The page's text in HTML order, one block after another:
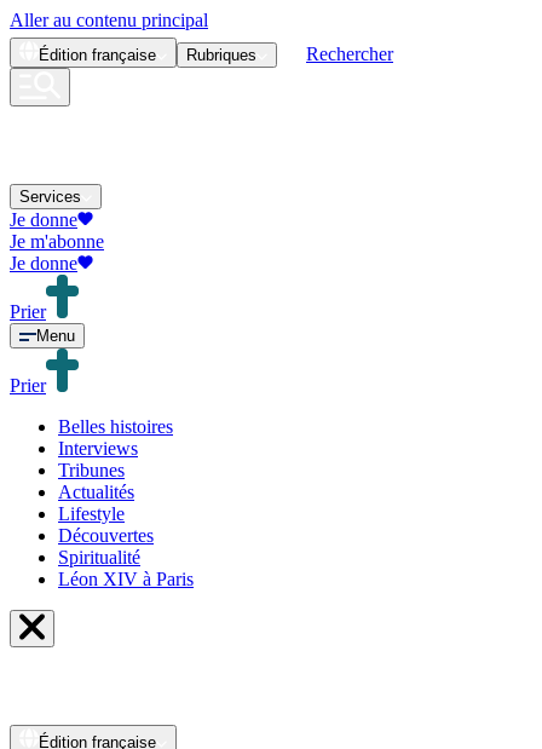
Aller au contenu principal
Édition française Rubriques Rechercher
Services
Je donne
Je m'abonne
Je donne
Prier
Menu
Prier
Belles histoires
Interviews
Tribunes
Actualités
Lifestyle
Découvertes
Spiritualité
Léon XIV à Paris
Édition française